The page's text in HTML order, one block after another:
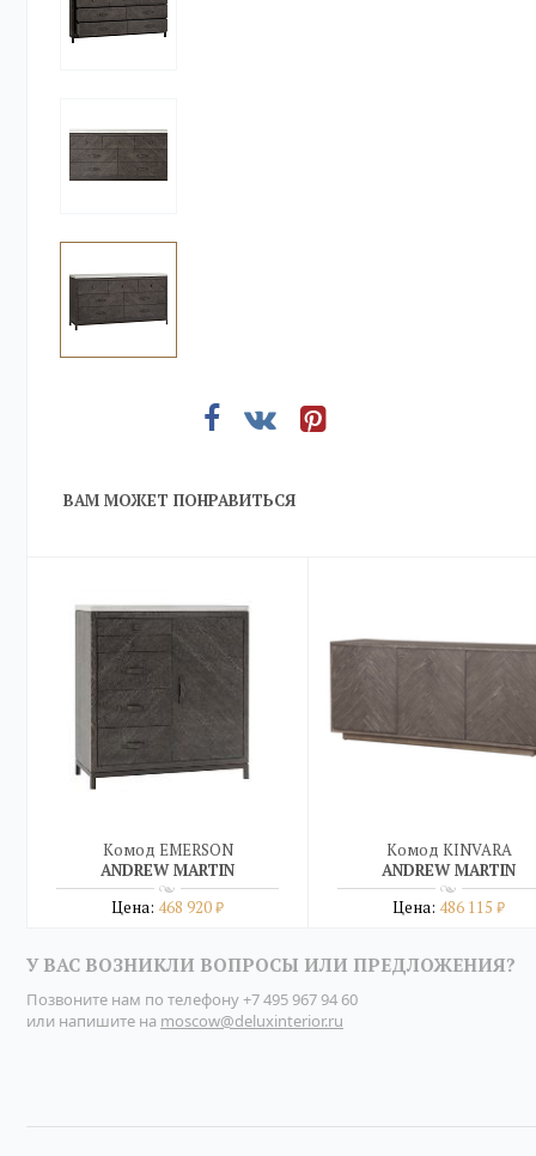
ВАМ МОЖЕТ ПОНРАВИТЬСЯ
Комод EMERSON
ANDREW MARTIN
Цена: 468 920₽
Комод KINVARA
ANDREW MARTIN
Цена: 486 115 ₽
У ВАС ВОЗНИКЛИ ВОПРОСЫ ИЛИ ПРЕДЛОЖЕНИЯ?
Позвоните нам по телефону+7 495 967 94 60
или напишите на moscow@deluxinterior.ru